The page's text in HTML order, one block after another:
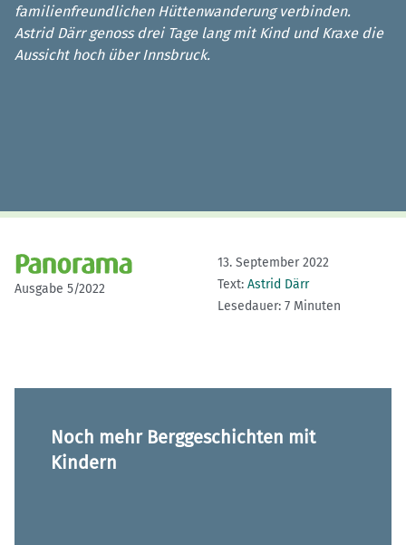
familienfreundlichen Hüttenwanderung verbinden.
Astrid Därr genoss drei Tage lang mit Kind und Kraxe die
Aussicht hoch über Innsbruck.
Ausgabe 5/2022
13. September 2022
Text: Astrid Därr
Lesedauer: 7 Minuten
Noch mehr Berggeschichten mit
Kindern